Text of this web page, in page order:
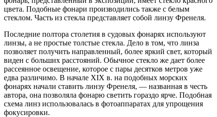
цвета. Подобные фонари производились также с белым
стеклом. Часть из стекла представляет собой линзу Френеля.
Последние полтора столетия в судовых фонарях используют
линзы, а не простые толстые стекла. Дело в том, что линза
позволяет получить направленный, более яркий свет, который
виден с больших расстояний. Обычное стекло же дает более
рассеянное освещение, которое с пары десятков метров уже
едва различимо. В начале XIX в. на подобных морских
фонарях начали ставить линзу Френеля, — названная в честь
автора, она позволяла фонарю светить гораздо ярче. Подобная
схема линз использовалась в фотоаппаратах для упрощения
фокусировки.